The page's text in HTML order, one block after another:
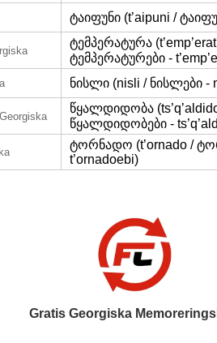
ტაიფუნი (t’aipuni /
ტემპერატურა
ტემპერატურები -
ნისლი (nisli / ნისლები -
წყალდიდობა
წყალდიდობები -
ტორნადო (t’ornado /
t’ornadoebi)
Gratis Georgiska